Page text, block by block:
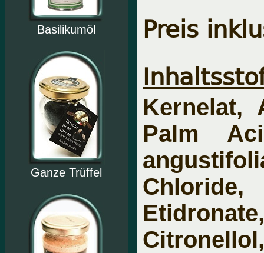
Basilikumöl
Ganze Trüffel
Preis
Kernelat,
Palm